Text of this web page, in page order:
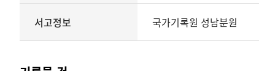
서고정보 국가기록원 성남분원